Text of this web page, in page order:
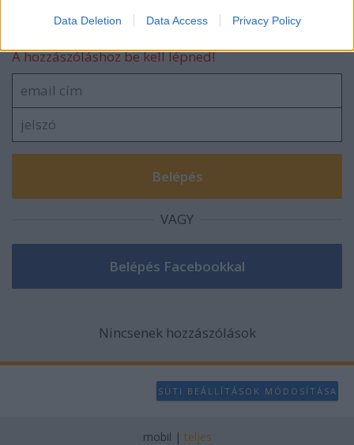
related to personalization.
I want to allow Google to enable storage
related to security, including authentication
user protection.
Data Deletion Data Access Privacy Policy
Szólj hozzá!
A hozzászóláshoz be kell lépned!
VAGY
Nincsenek hozzászólások
SÜTI BEÁLLÍTÁSOK MÓDOSÍTÁSA
mobil | teljes